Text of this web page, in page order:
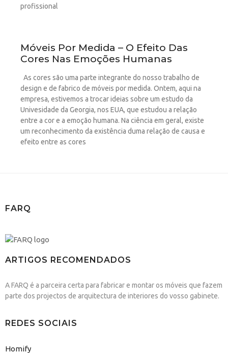
profissional
Móveis Por Medida – O Efeito Das
Cores Nas Emoções Humanas
As cores são uma parte integrante do nosso trabalho de
design e de fabrico de móveis por medida. Ontem, aqui na
empresa, estivemos a trocar ideias sobre um estudo da
Univesidade da Georgia, nos EUA, que estudou a relação
entre a cor e a emoção humana. Na ciência em geral, existe
um reconhecimento da existência duma relação de causa e
efeito entre as cores
FARQ
ARTIGOS RECOMENDADOS
A FARQ é a parceira certa para fabricar e montar os móveis que fazem
parte dos projectos de arquitectura de interiores do vosso gabinete.
REDES SOCIAIS
Homify